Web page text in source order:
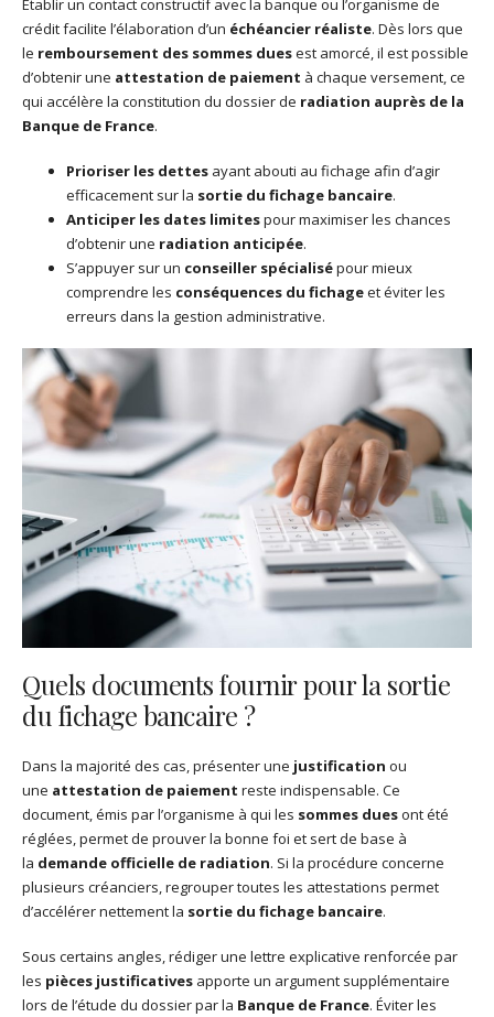
Établir un contact constructif avec la banque ou l’organisme de
crédit facilite l’élaboration d’un échéancier réaliste. Dès lors que
le remboursement des sommes duesest amorcé, il est possible
d’obtenir une attestation de paiement à chaque versement, ce
qui accélère la constitution du dossier de radiation auprès de la
Banque de France.
Prioriser les dettes ayant abouti au fichage afin d’agir
efficacement sur la sortie du fichage bancaire.
Anticiper les dates limitespour maximiser les chances
d’obtenir une radiation anticipée.
S’appuyer sur un conseiller spécialisépour mieux
comprendre les conséquences du fichageet éviter les
erreurs dans la gestion administrative.
Quels documents fournir pour la sortie
du fichage bancaire ?
Dans la majorité des cas, présenter une justification ou
une attestation de paiement reste indispensable. Ce
document, émis par l’organisme à qui les sommes duesont été
réglées, permet de prouver la bonne foi et sert de base à
la demande officielle de radiation. Si la procédure concerne
plusieurs créanciers, regrouper toutes les attestations permet
d’accélérer nettement la sortie du fichage bancaire.
Sous certains angles, rédiger une lettre explicative renforcée par
les pièces justificatives apporte un argument supplémentaire
lors de l’étude du dossier par la Banque de France. Éviter les